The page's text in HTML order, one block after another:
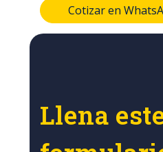
Cotizar en
Llena